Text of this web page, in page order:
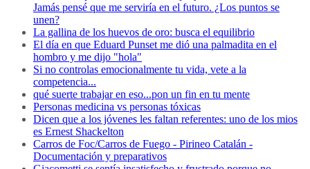
Jamás pensé que me serviría en el futuro. ¿Los puntos se
unen?
La gallina de los huevos de oro: busca el equilibrio
El día en que Eduard Punset me dió una palmadita en el
hombro y me dijo "hola"
Si no controlas emocionalmente tu vida, vete a la
competencia...
qué suerte trabajar en eso...pon un fin en tu mente
Personas medicina vs personas tóxicas
Dicen que a los jóvenes les faltan referentes: uno de los mios
es Ernest Shackelton
Carros de Foc/Carros de Fuego - Pirineo Catalán -
Documentación y preparativos